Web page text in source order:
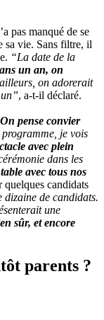
pas manqué de se
sa vie. Sans filtre, il
“La date de la
un an, on
on adorerait
, a-t-il déclaré.
On pense convier
je vois
avec plein
dans les
avec tous nos
candidats
dizaine de candidats.
une
sûr, et encore
parents ?